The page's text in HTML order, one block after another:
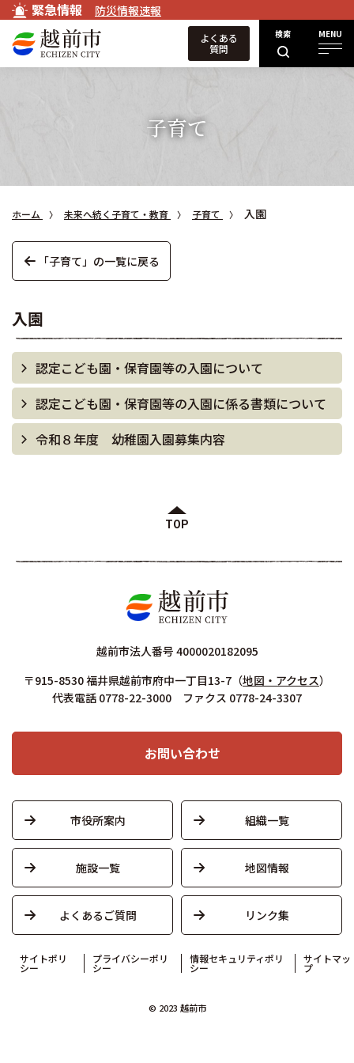
緊急情報 防災情報速報
検索 MENU
よくある
質問
子育て
ホーム 未来へ続く子育て・教育 子育て 入園
「子育て」の一覧に戻る
入園
認定こども園・保育園等の入園について
認定こども園・保育園等の入園に係る書類について
令和８年度 幼稚園入園募集内容
TOP
越前市法人番号 4000020182095
〒915-8530 福井県越前市府中一丁目13-7 （地図・アクセス）
代表電話 0778-22-3000 ファクス 0778-24-3307
お問い合わせ
市役所案内 組織一覧
施設一覧 地図情報
よくあるご質問 リンク集
サイトポリ
シー
プライバシーポリ
シー
情報セキュリティポリ
シー
サイトマッ
プ
© 2023 越前市